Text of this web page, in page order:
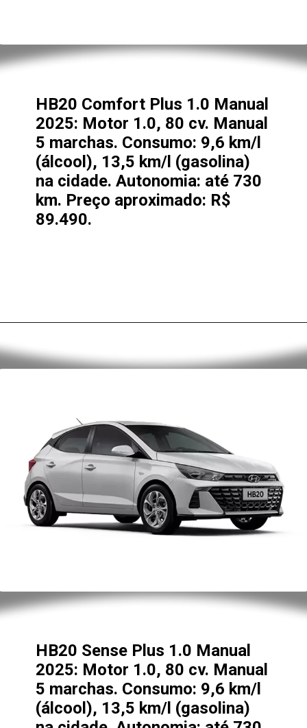
HB20 Comfort Plus 1.0 Manual
2025: Motor 1.0, 80 cv. Manual
5 marchas. Consumo: 9,6 km/l
(álcool), 13,5 km/l (gasolina)
na cidade. Autonomia: até 730
km. Preço aproximado: R$
89.490.
HB20 Sense Plus 1.0 Manual
2025: Motor 1.0, 80 cv. Manual
5 marchas. Consumo: 9,6 km/l
(álcool), 13,5 km/l (gasolina)